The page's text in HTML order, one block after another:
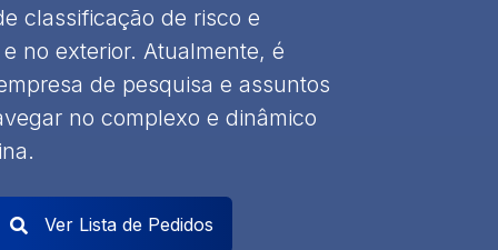
classificação de risco e
no exterior. Atualmente, é
de pesquisa e assuntos
no complexo e dinâmico
Ver Lista de Pedidos